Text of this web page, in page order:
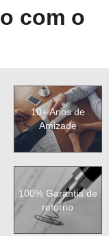
com o
10+ Anos de
Amizade
100% Garantia de
retorno